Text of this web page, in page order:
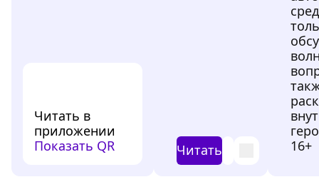
Читать в
приложении
Показать QR
Читать
16+